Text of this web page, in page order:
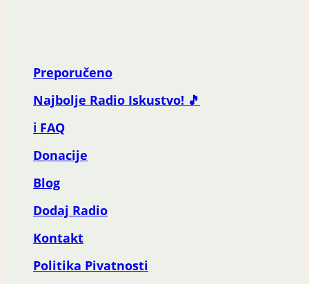
Preporučeno
Najbolje Radio Iskustvo! 🎵
ℹ️ FAQ
Donacije
Blog
Dodaj Radio
Kontakt
Politika Pivatnosti